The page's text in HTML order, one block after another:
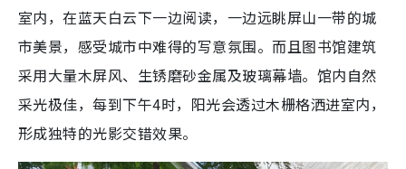
室内，在蓝天白云下一边阅读，一边远眺屏山一带的城
市美景，感受城市中难得的写意氛围。而且图书馆建筑
采用大量木屏风、生锈磨砂金属及玻璃幕墙。馆内自然
采光极佳，每到下午4时，阳光会透过木栅格洒进室内，
形成独特的光影交错效果。